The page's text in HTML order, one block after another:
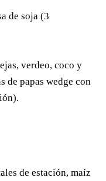
de soja (3
verdeo, coco y
de papas wedge con
de estación, maíz